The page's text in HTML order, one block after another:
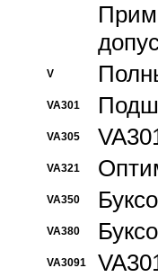
V
VA301
VA305
VA321
VA350
VA380
VA3091